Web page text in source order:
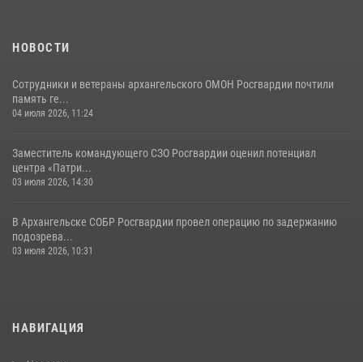
НОВОСТИ
Сотрудники и ветераны архангельского ОМОН Росгвардии почтили
память ге...
04 июля 2026, 11:24
Заместитель командующего СЗО Росгвардии оценил потенциал
центра «Патри...
03 июля 2026, 14:30
В Архангельске СОБР Росгвардии провел операцию по задержанию
подозрева...
03 июля 2026, 10:31
НАВИГАЦИЯ